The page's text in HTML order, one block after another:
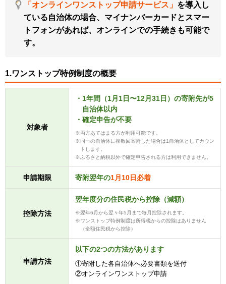
「オンラインワンストップ申請サービス」 を導入し
ている自治体の場合、マイナンバーカードとスマー
トフォンがあれば、オンラインでの手続きも可能で
す。
1.ワンストップ特例制度の概要
対象者
1年間（1月1日〜12月31日）の寄附先が5
自治体以内
確定申告が不要
両方あてはまる方が利用可能です。
同一の自治体に複数回寄附した場合は1自治体としてカウン
トします。
ふるさと納税以外で確定申告される方は利用できません。
申請期限 寄附翌年の1月10日必着
控除方法
翌年度分の住民税から控除（減額）
翌年6月から翌々年5月まで毎月控除されます。
ワンストップ特例制度は所得税からの控除はありません
（全額住民税から控除）
申請方法
以下の2つの方法があります
①寄附した各自治体へ必要書類を送付
②オンラインワンストップ申請